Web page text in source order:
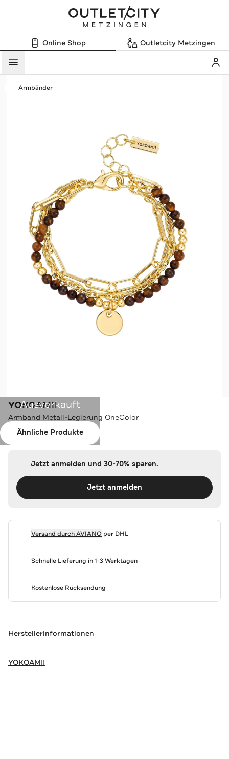
Online Shop Outletcity Metzingen
Menü
Armbänder
Ausverkauft
Ähnliche Produkte
YOKOAMII
Armband Metall-Legierung OneColor
Farbe:OneColor
Jetzt anmelden und 30-70% sparen.
Jetzt anmelden
Versand durchAVIANOper DHL
Schnelle Lieferung in 1-3 Werktagen
Kostenlose Rücksendung
Herstellerinformationen
YOKOAMII